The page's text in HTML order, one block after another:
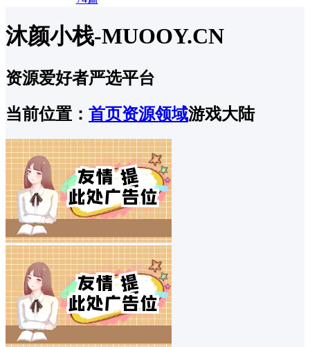
沐颜小栈-MUOOY.CN
资源爱好者严选平台
当前位置： 首页资源领域游戏大陆